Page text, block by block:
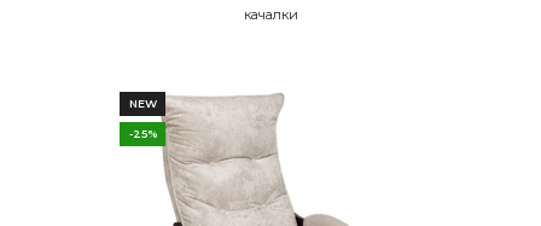
качалки
NEW
-25%